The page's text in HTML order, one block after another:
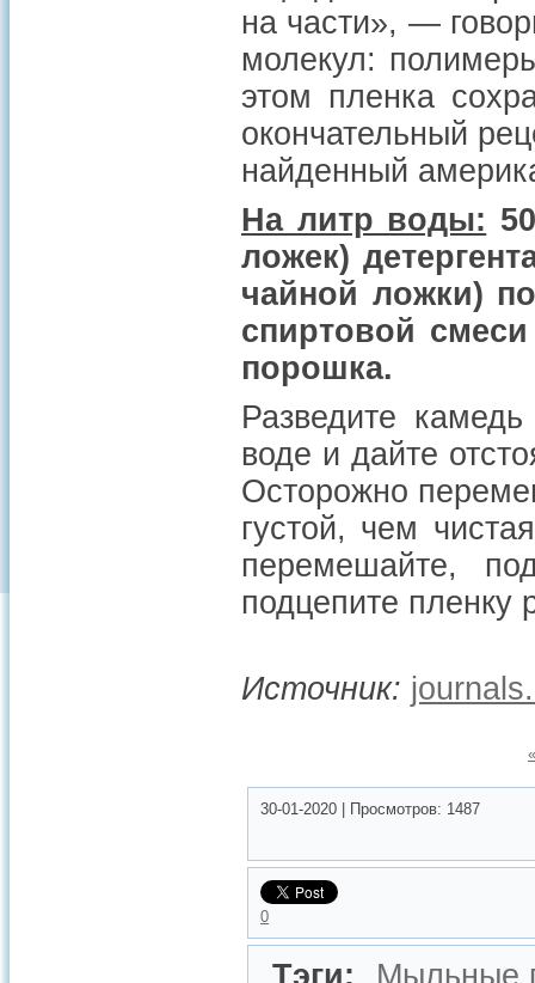
на части», —
молекул:
этом пленка
окончательный
найденный
На литр воды:
ложек)
чайной ложки)
спиртовой
порошка.
Разведите
воде и дайте
Осторожно
густой, чем
перемешайте,
подцепите пленку
Источник:
30-01-2020 Просмотров: 1487
0
Тэги: Мыльные